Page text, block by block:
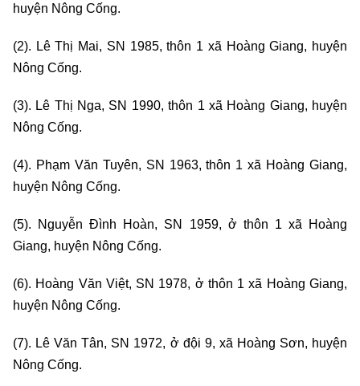
huyện Nông Cống.
(2). Lê Thị Mai, SN 1985, thôn 1 xã Hoàng Giang, huyện
Nông Cống.
(3). Lê Thị Nga, SN 1990, thôn 1 xã Hoàng Giang, huyện
Nông Cống.
(4). Phạm Văn Tuyên, SN 1963, thôn 1 xã Hoàng Giang,
huyện Nông Cống.
(5). Nguyễn Đình Hoàn, SN 1959, ở thôn 1 xã Hoàng
Giang, huyện Nông Cống.
(6). Hoàng Văn Việt, SN 1978, ở thôn 1 xã Hoàng Giang,
huyện Nông Cống.
(7). Lê Văn Tân, SN 1972, ở đội 9, xã Hoàng Sơn, huyện
Nông Cống.